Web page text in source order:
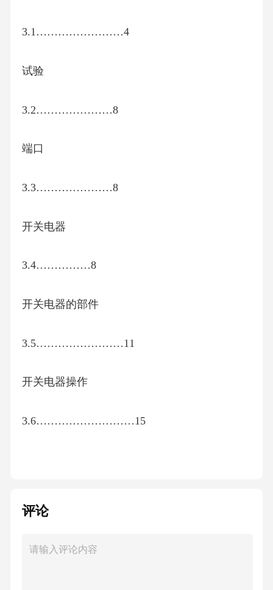
3.1……………………4
试验
3.2…………………8
端口
3.3…………………8
开关电器
3.4……………8
开关电器的部件
3.5……………………11
开关电器操作
3.6………………………15
评论